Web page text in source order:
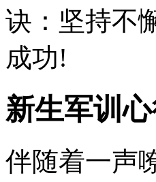
诀：坚持不
成功!
新生军训
伴随着一声